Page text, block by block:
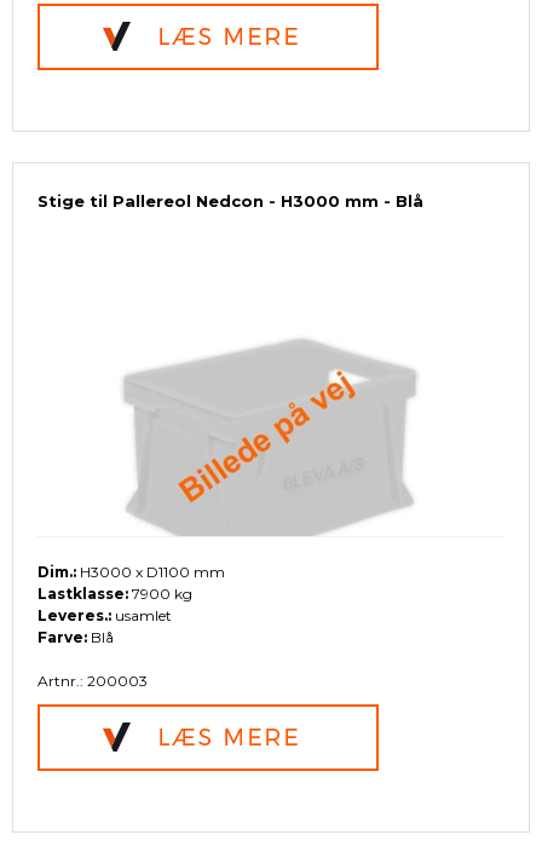
Stige til Pallereol Nedcon - H3000 mm - Blå
Dim.: H3000 x D1100 mm
Lastklasse: 7900 kg
Leveres.: usamlet
Farve: Blå
Artnr.: 200003